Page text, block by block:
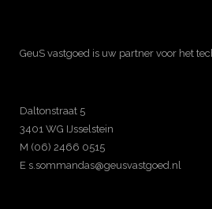
GeuS vastgoed is uw partner voor het
Daltonstraat 5
3401 WG IJsselstein
M (06) 2466 0515
E s.sommandas@geusvastgoed.nl